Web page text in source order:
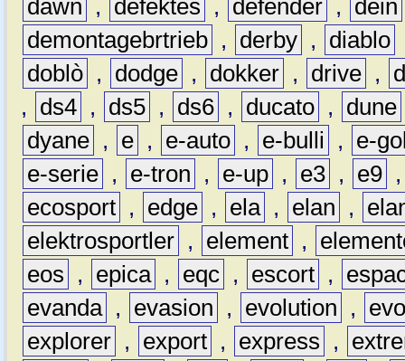
dawn , defektes , defender , dein
demontagebrtrieb , derby , diablo
doblò , dodge , dokker , drive ,
,
ds4 , ds5 , ds6 , ducato , dune
dyane , e , e-auto , e-bulli ,
e-
e-serie , e-tron , e-up , e3 , e9
ecosport , edge , ela , elan ,
elektrosportler , element ,
eos
, epica , eqc , escort ,
evanda , evasion , evolution ,
explorer , export , express ,